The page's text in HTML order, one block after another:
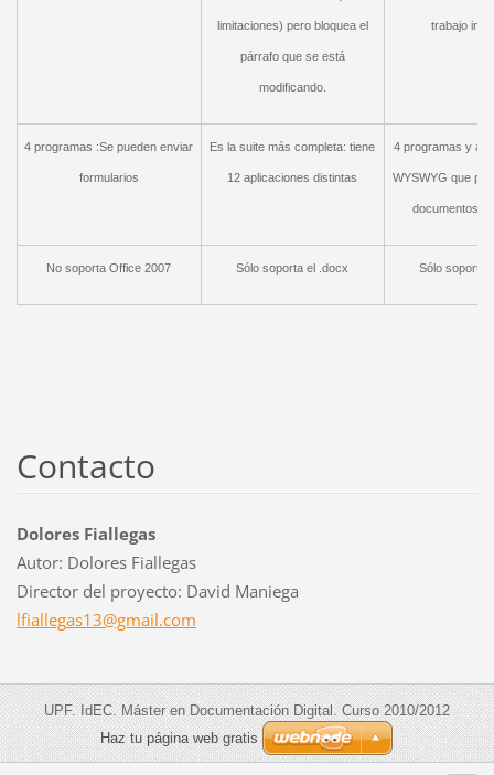
limitaciones) pero bloquea el
párrafo que se está
modificando.
trabajo
4 programas :Se pueden enviar
formularios
Es la suite más completa: tiene
12 aplicaciones distintas
4 programas y
WYSWYG que
documentos
No soporta Office 2007 Sólo soporta el .docx Sólo soporta
Contacto
Dolores Fiallegas
Autor: Dolores Fiallegas
Director del proyecto: David Maniega
lfiallegas13@gmail.com
UPF. IdEC. Máster en Documentación Digital. Curso 2010/2012
Haz tu página web gratis